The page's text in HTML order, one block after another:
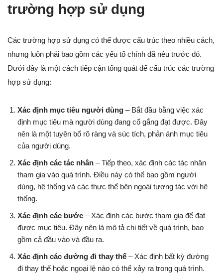
trường hợp sử dụng
Các trường hợp sử dụng có thể được cấu trúc theo nhiều cách,
nhưng luôn phải bao gồm các yếu tố chính đã nêu trước đó.
Dưới đây là một cách tiếp cận tổng quát để cấu trúc các trường
hợp sử dụng:
Xác định mục tiêu người dùng – Bắt đầu bằng việc xác
định mục tiêu mà người dùng đang cố gắng đạt được. Đây
nên là một tuyên bố rõ ràng và súc tích, phản ánh mục tiêu
của người dùng.
Xác định các tác nhân – Tiếp theo, xác định các tác nhân
tham gia vào quá trình. Điều này có thể bao gồm người
dùng, hệ thống và các thực thể bên ngoài tương tác với hệ
thống.
Xác định các bước – Xác định các bước tham gia để đạt
được mục tiêu. Đây nên là mô tả chi tiết về quá trình, bao
gồm cả đầu vào và đầu ra.
Xác định các đường đi thay thế – Xác định bất kỳ đường
đi thay thế hoặc ngoại lệ nào có thể xảy ra trong quá trình.